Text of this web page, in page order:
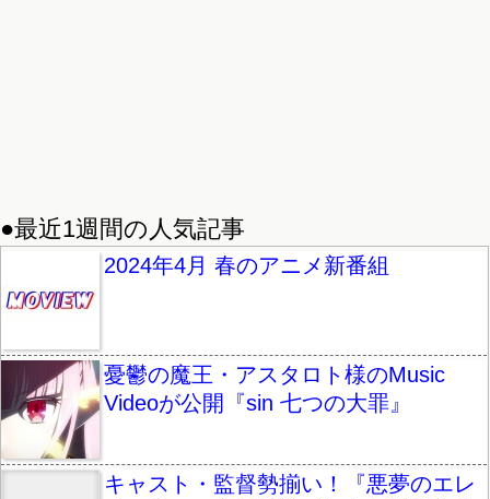
●最近1週間の人気記事
2024年4月 春のアニメ新番組
憂鬱の魔王・アスタロト様のMusic
Videoが公開『sin 七つの大罪』
キャスト・監督勢揃い！『悪夢のエレ